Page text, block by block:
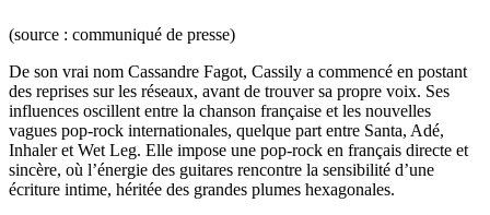
(source : communiqué de presse)
De son vrai nom Cassandre Fagot, Cassily a commencé en postant
des reprises sur les réseaux, avant de trouver sa propre voix. Ses
influences oscillent entre la chanson française et les nouvelles
vagues pop-rock internationales, quelque part entre Santa, Adé,
Inhaler et Wet Leg. Elle impose une pop-rock en français directe et
sincère, où l’énergie des guitares rencontre la sensibilité d’une
écriture intime, héritée des grandes plumes hexagonales.